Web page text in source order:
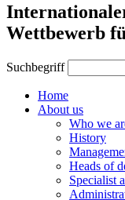
Wettbewerb
Suchbegriff
Home
About us
Who we
History
Heads of
Specialist